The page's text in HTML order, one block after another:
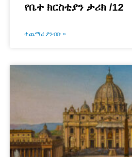
የቤተ ክርስቲያን ታሪክ /12
ተጨማሪ ያንብቡ »